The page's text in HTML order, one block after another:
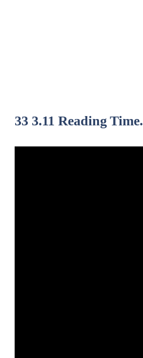
33 3.11 Reading Time.